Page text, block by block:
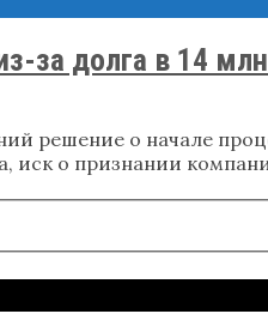
за долга в 14
решение о начале
иск о признании